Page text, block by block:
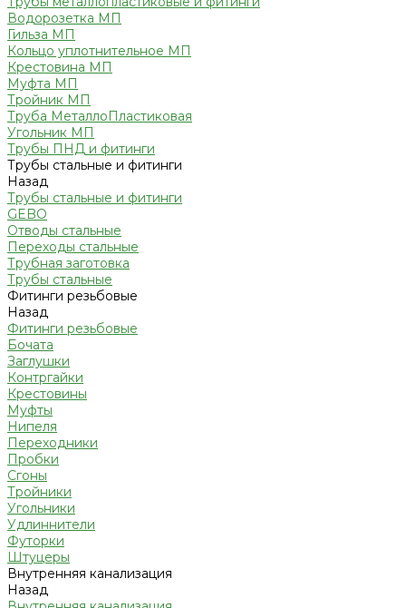
Водорозетка МП
Гильза МП
Кольцо уплотнительное МП
Крестовина МП
Муфта МП
Тройник МП
Труба МеталлоПластиковая
Угольник МП
Трубы ПНД и фитинги
Трубы стальные и фитинги
Назад
Трубы стальные и фитинги
GEBO
Отводы стальные
Переходы стальные
Трубная заготовка
Трубы стальные
Фитинги резьбовые
Назад
Фитинги резьбовые
Бочата
Заглушки
Контргайки
Крестовины
Муфты
Нипеля
Переходники
Пробки
Сгоны
Тройники
Угольники
Удлиннители
Футорки
Штуцеры
Внутренняя канализация
Назад